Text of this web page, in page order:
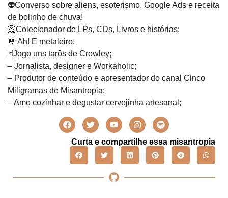
👽Converso sobre aliens, esoterismo, Google Ads e receita
de bolinho de chuva!
📀Colecionador de LPs, CDs, Livros e histórias;
🤘 Ah! E metaleiro;
🃏Jogo uns tarôs de Crowley;
– Jornalista, designer e Workaholic;
– Produtor de conteúdo e apresentador do canal Cinco
Miligramas de Misantropia;
– Amo cozinhar e degustar cervejinha artesanal;
Curta e compartilhe essa misantropia